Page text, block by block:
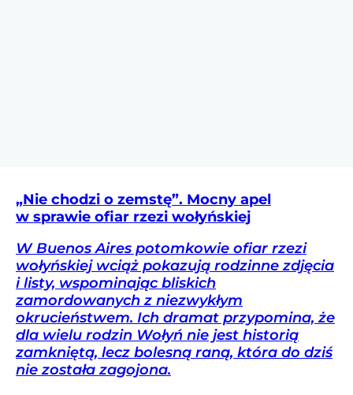
„Nie chodzi o zemstę”. Mocny apel
w sprawie ofiar rzezi wołyńskiej
W Buenos Aires potomkowie ofiar rzezi
wołyńskiej wciąż pokazują rodzinne zdjęcia
i listy, wspominając bliskich
zamordowanych z niezwykłym
okrucieństwem. Ich dramat przypomina, że
dla wielu rodzin Wołyń nie jest historią
zamkniętą, lecz bolesną raną, która do dziś
nie została zagojona.